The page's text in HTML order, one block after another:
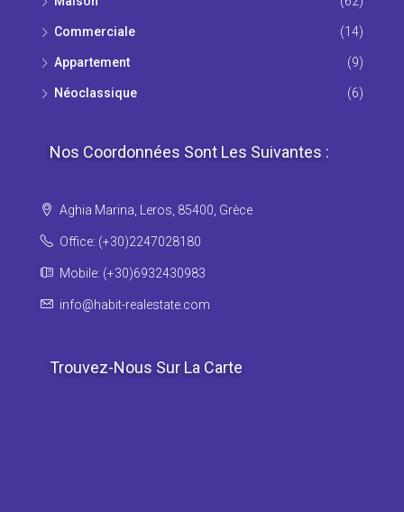
Commerciale (14)
Appartement (9)
Νéoclassique (6)
Nos Coordonnées Sont Les Suivantes :
Aghia Marina, Leros, 85400, Grèce
Office: (+30)2247028180
Mobile: (+30)6932430983
info@habit-realestate.com
Trouvez-Nous Sur La Carte